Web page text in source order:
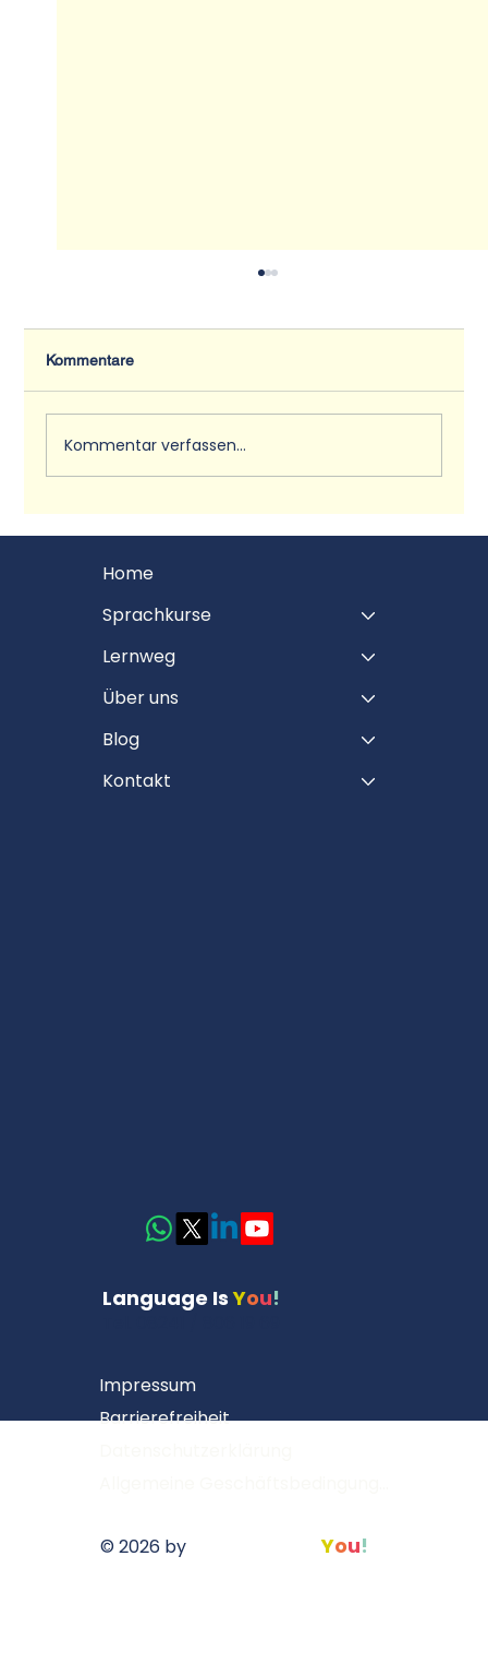
Kommentare
Kommentar verfassen...
Home
Sprachkurse
Lernweg
Über uns
Blog
Kontakt
Impressum
Barrierefreiheit
© 2026 by Language IsYou!
Language IsYou!